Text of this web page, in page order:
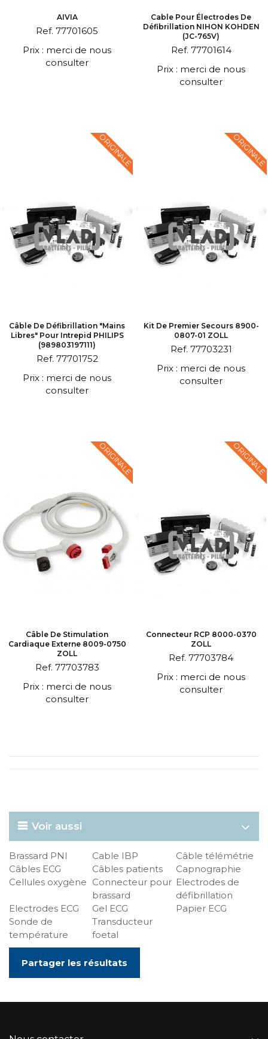
AIVIA
Ref. 77701605
Prix : merci de nous
consulter
Cable Pour Électrodes De
Défibrillation NIHON KOHDEN
(JC-765V)
Ref. 77701614
Prix : merci de nous
consulter
ORIGINALE
Câble De Défibrillation "mains
Libres" Pour Intrepid PHILIPS
(989803197111)
Ref. 77701752
Prix : merci de nous
consulter
ORIGINALE
Kit De Premier Secours 8900-
0807-01 ZOLL
Ref. 77703231
Prix : merci de nous
consulter
ORIGINALE
Câble De Stimulation
Cardiaque Externe 8009-0750
ZOLL
Ref. 77703783
Prix : merci de nous
consulter
ORIGINALE
Connecteur RCP 8000-0370
ZOLL
Ref. 77703784
Prix : merci de nous
consulter
Voir aussi
Brassard PNI Cable IBP
Câble télémétrie
Câbles ECG
Câbles patients
Capnographie
Cellules oxygène Connecteur pour
brassard
Electrodes de
défibrillation
Electrodes ECG
Gel ECG
Papier ECG
Sonde de
température
Transducteur
foetal
Partager les résultats